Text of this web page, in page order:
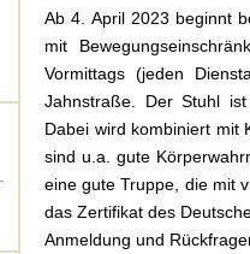
Ab 4. April 2023 beginnt
mit
Vormittags (jeden
Jahnstraße. Der Stuhl
Dabei wird kombiniert mit
sind u.a. gute
eine gute Truppe, die mit
das Zertifikat des
Anmeldung und